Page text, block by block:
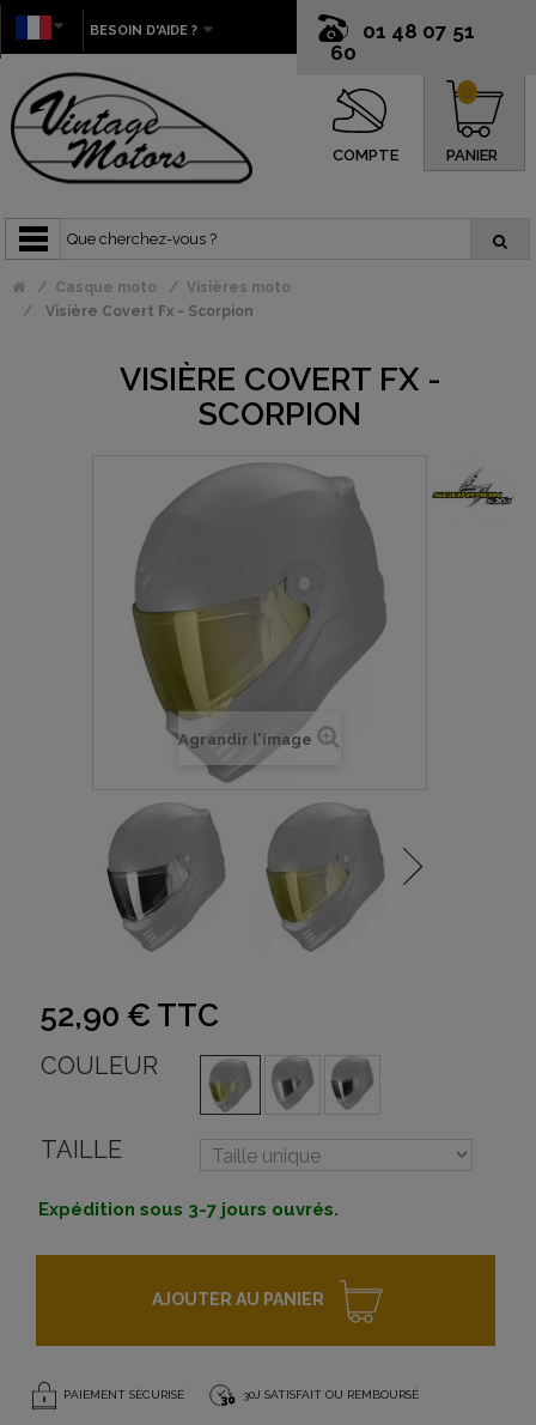
01 48 07 51
60
BESOIN D'AIDE ?
COMPTE PANIER
0
Casque moto
Visières moto
Visière Covert Fx - Scorpion
VISIÈRE COVERT FX -
SCORPION
Agrandir l'image
52,90 € TTC
COULEUR
TAILLE
Expédition sous 3-7 jours ouvrés.
AJOUTER AU PANIER
PAIEMENT SÉCURISÉ 30J SATISFAIT OU REMBOURSÉ